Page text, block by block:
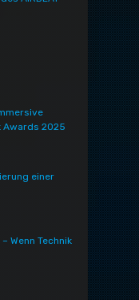
Awards 2025
einer
Wenn Technik